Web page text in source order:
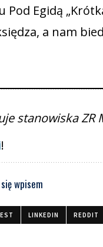
Egidą
a nam
stanowiska ZR
!
wpisem
LINKEDIN REDDIT